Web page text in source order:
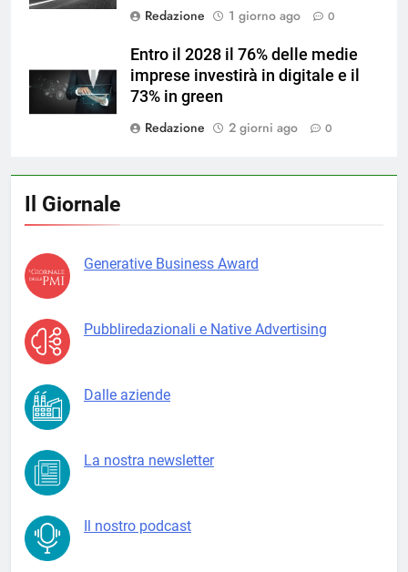
Redazione
1 giorno ago 0
Entro il 2028 il 76% delle medie
imprese investirà in digitale e il
73% in green
Redazione
2 giorni ago 0
Il Giornale
Generative Business Award
Pubbliredazionali e Native Advertising
Dalle aziende
La nostra newsletter
Il nostro podcast